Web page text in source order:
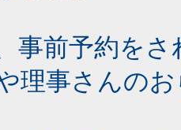
事前予約を
理事さんの